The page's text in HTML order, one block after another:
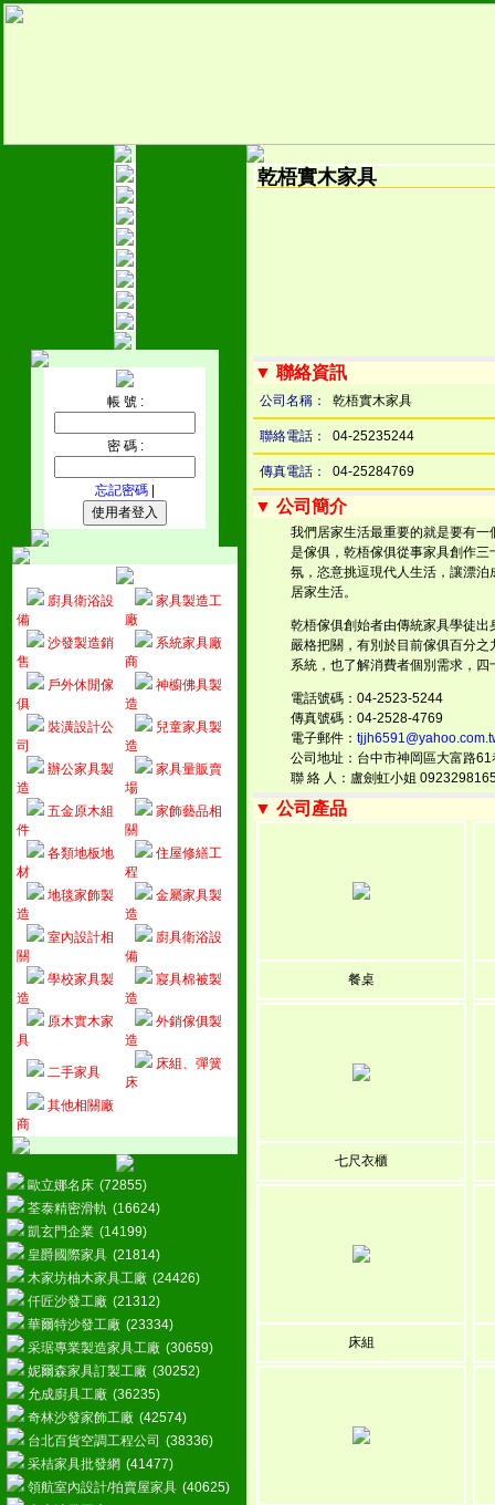
帳 號 :
密 碼 :
忘記密碼
廚具衛浴設
備
家具製造工
廠
沙發製造銷
售
系統家具廠
商
戶外休閒傢
俱
神櫥佛具製
造
裝潢設計公
司
兒童家具製
造
辦公家具製
造
家具量販賣
場
五金原木組
件
家飾藝品相
關
各類地板地
材
住屋修繕工
程
地毯家飾製
造
金屬家具製
造
室內設計相
關
廚具衛浴設
備
學校家具製
造
寢具棉被製
造
原木實木家
具
外銷傢俱製
造
二手家具
床組、彈簧
床
其他相關廠
商
歐立娜名床 (72855)
荃泰精密滑軌 (16624)
凱玄門企業 (14199)
皇爵國際家具 (21814)
木家坊柚木家具工廠 (24426)
仟匠沙發工廠 (21312)
華爾特沙發工廠 (23334)
采琚專業製造家具工廠 (30659)
妮爾森家具訂製工廠 (30252)
允成廚具工廠 (36235)
奇林沙發家飾工廠 (42574)
台北百貨空調工程公司 (38336)
采桔家具批發網 (41477)
領航室內設計/拍賣屋家具 (40625)
乾梧實木家具
▼ 聯絡資訊
公司名稱： 乾梧實木家具
聯絡電話： 04-25235244
傳真電話： 04-25284769
▼ 公司簡介
我們居家生活最重要的就是要有
是傢俱，乾梧傢俱從事家具創作
氛，恣意挑逗現代人生活，讓漂
居家生活。
乾梧傢俱創始者由傳統家具學徒
嚴格把關，有別於目前傢俱百分
系統，也了解消費者個別需求，
電話號碼：04-2523-5244
傳真號碼：04-2528-4769
電子郵件：
公司地址：台中市神岡區大富路61
聯 絡 人：盧劍虹小姐
▼ 公司產品
餐桌
七尺衣櫃
床組